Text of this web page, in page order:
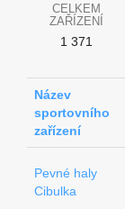
CELKEM
ZAŘÍZENÍ
1 371
Název
sportovního
zařízení
Pevné haly
Cibulka